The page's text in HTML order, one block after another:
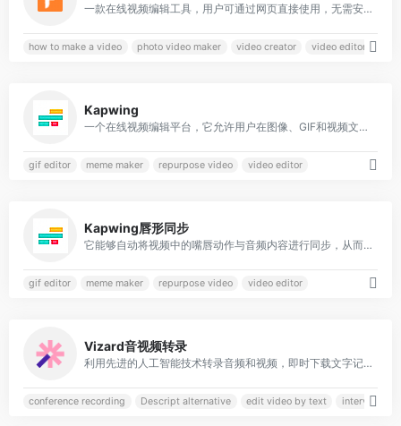
一款在线视频编辑工具，用户可通过网页直接使用，无需安装软件，适合个人和企业用户快速创建专业级视频内容
how to make a video photo video maker video creator video editor
Kapwing
一个在线视频编辑平台，它允许用户在图像、GIF和视频文件上应用创新的编辑理念
gif editor meme maker repurpose video video editor
Kapwing唇形同步
它能够自动将视频中的嘴唇动作与音频内容进行同步，从而生成逼真的口型同步效果
gif editor meme maker repurpose video video editor
Vizard音视频转录
利用先进的人工智能技术转录音频和视频，即时下载文字记录，确保会议、采访、播客、讲座和音频
conference recording Descript alternative edit video by text interview